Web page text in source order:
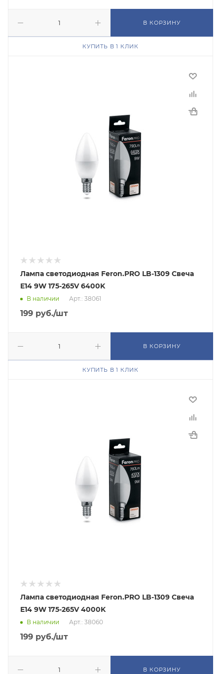
В КОРЗИНУ
КУПИТЬ В 1 КЛИК
Лампа светодиодная Feron.PRO LB-1309 Свеча
E14 9W 175-265V 6400K
В наличии Арт.: 38061
199 руб./шт
В КОРЗИНУ
КУПИТЬ В 1 КЛИК
Лампа светодиодная Feron.PRO LB-1309 Свеча
E14 9W 175-265V 4000K
В наличии Арт.: 38060
199 руб./шт
В КОРЗИНУ